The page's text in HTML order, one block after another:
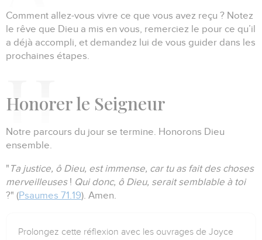
Comment allez-vous vivre ce que vous avez reçu ? Notez
le rêve que Dieu a mis en vous, remerciez le pour ce qu’il
a déjà accompli, et demandez lui de vous guider dans les
prochaines étapes.
Honorer le Seigneur
Notre parcours du jour se termine. Honorons Dieu
ensemble.
" Ta justice, ô Dieu, est immense, car tu as fait des choses
merveilleuses ! Qui donc, ô Dieu, serait semblable à toi
?" (Psaumes 71.19). Amen.
Prolongez cette réflexion avec les ouvrages de Joyce